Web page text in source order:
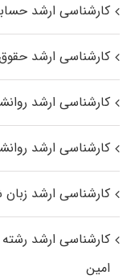
کارشناسی ارشد
کارشناسی ارشد
کارشناسی ارشد
کارشناسی ارشد
کارشناسی ارشد
کارشناسی ارشد
اﻣﻴﻦ